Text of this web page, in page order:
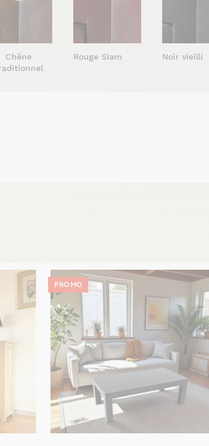
Chêne
Rouge Siam Noir vieilli
PROMO